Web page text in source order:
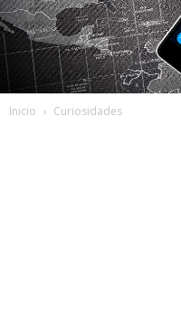
Inicio Curiosidades